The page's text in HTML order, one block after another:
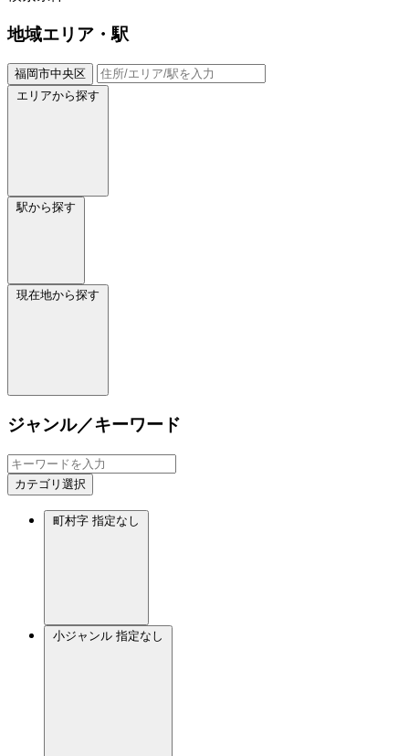
地域エリア・駅
福岡市中央区
エリアから探す
駅から探す
現在地から探す
ジャンル／キーワード
カテゴリ選択
町村字 指定なし
小ジャンル 指定なし